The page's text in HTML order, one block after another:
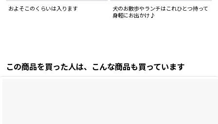
およそこのくらいは入ります
犬のお散歩やランチはこれひとつ持って
身軽にお出かけ♪
この商品を買った人は、こんな商品も買っています